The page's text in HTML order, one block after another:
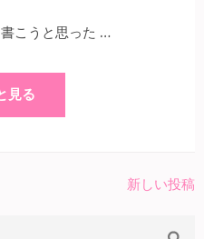
こうと思った …
見る
新しい投稿